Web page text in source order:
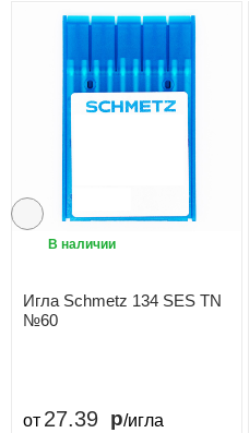
Игла Schmetz 134 SES TN
№60
В наличии
от 27.39 /игла